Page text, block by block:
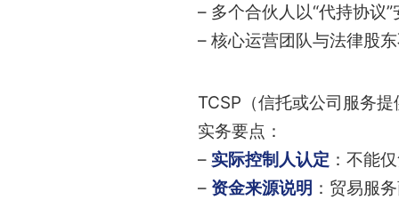
– 多个合伙人以“代持协议
– 核心运营团队与法律股
TCSP（信托或公司服务
实务要点：
– 实际控制人认定 ：不能
– 资金来源说明 ：贸易服